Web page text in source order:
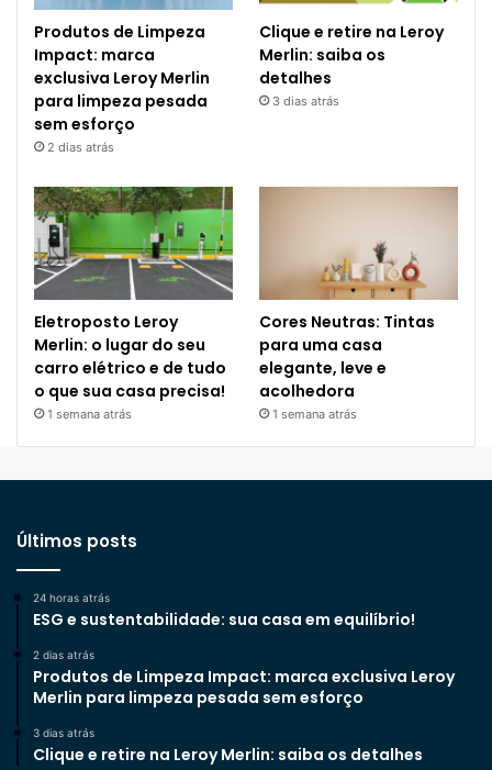
Produtos de Limpeza
Impact: marca
exclusiva Leroy Merlin
para limpeza pesada
sem esforço
2 dias atrás
Clique e retire na Leroy
Merlin: saiba os
detalhes
3 dias atrás
Eletroposto Leroy
Merlin: o lugar do seu
carro elétrico e de tudo
o que sua casa precisa!
1 semana atrás
Cores Neutras: Tintas
para uma casa
elegante, leve e
acolhedora
1 semana atrás
Últimos posts
24 horas atrás
ESG e sustentabilidade: sua casa em equilíbrio!
2 dias atrás
Produtos de Limpeza Impact: marca exclusiva Leroy
Merlin para limpeza pesada sem esforço
3 dias atrás
Clique e retire na Leroy Merlin: saiba os detalhes